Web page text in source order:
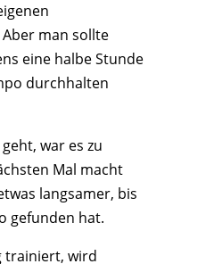
man sollte
eine halbe Stunde
durchhalten
war es zu
Mal macht
langsamer, bis
gefunden hat.
trainiert, wird